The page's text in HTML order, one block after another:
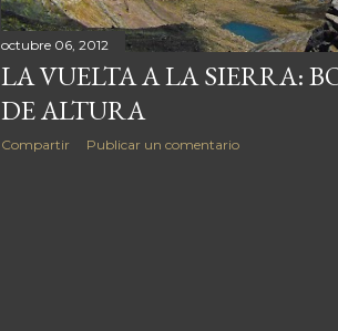
octubre 06, 2012
LA VUELTA A LA SIERRA:
DE ALTURA
Compartir Publicar un comentario